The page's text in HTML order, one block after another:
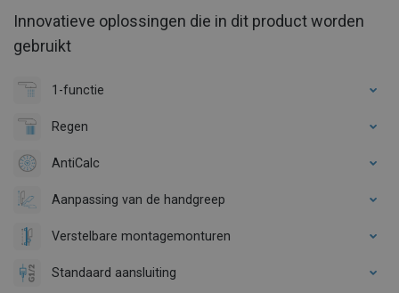
Innovatieve oplossingen die in dit product worden
gebruikt
1-functie
Regen
AntiCalc
Aanpassing van de handgreep
Verstelbare montagemonturen
Standaard aansluiting